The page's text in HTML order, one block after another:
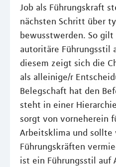
Job als Führungskraft
nächsten Schritt über
bewusstwerden. So
autoritäre Führungsstil
diesem zeigt sich die
als alleinige/r
Belegschaft hat den
steht in einer
sorgt von vorneherein
Arbeitsklima und sollte
Führungskräften
ist ein Führungsstil auf